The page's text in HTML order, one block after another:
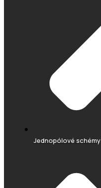
Jednopólové schémy